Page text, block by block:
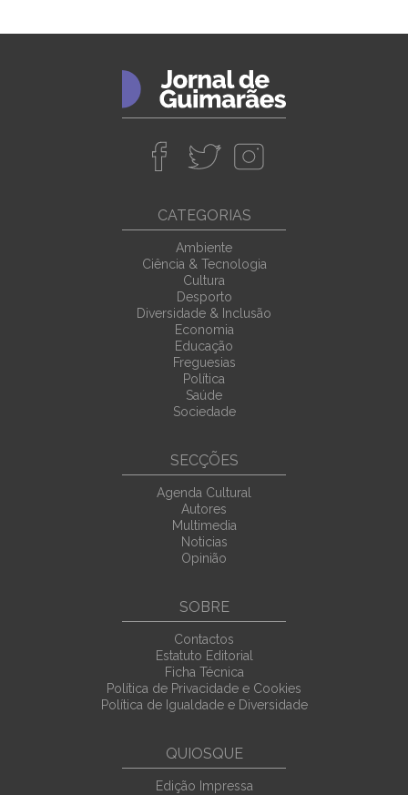
CATEGORIAS
Ambiente
Ciência & Tecnologia
Cultura
Desporto
Diversidade & Inclusão
Economia
Educação
Freguesias
Política
Saúde
Sociedade
SECÇÕES
Agenda Cultural
Autores
Multimedia
Noticias
Opinião
SOBRE
Contactos
Estatuto Editorial
Ficha Técnica
Política de Privacidade e Cookies
Política de Igualdade e Diversidade
QUIOSQUE
Edição Impressa